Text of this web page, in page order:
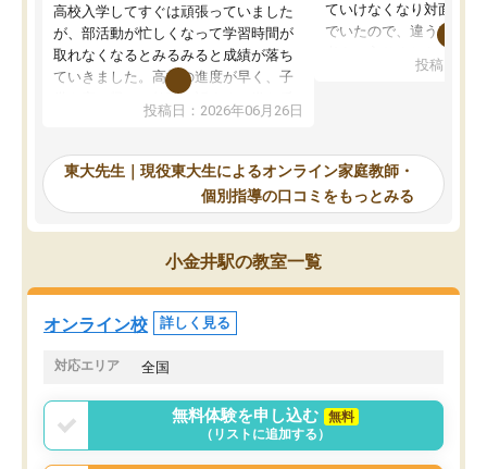
高校入学してすぐは頑張っていました
が、部活動が忙しくなって学習時間が
取れなくなるとみるみると成績が落ち
ていきました。高校の進度が早く、子
供も家に帰って勉強の話すると嫌な反
応を示します。東大先生にお願いして
れるので、親としても安心です。毎日
使える自習室とかもあり、わからない
ところがあれば先生が回答してくれる
のも重宝しています。
投稿日：2026年06月26日
ていけなくなり対面の塾
でいたので、違うアプロ
で、当初は模試でD判定
自習室が毎日使えていつ
るのが心強かったよう
謝です。
投稿日：
東大先生｜現役東大生によるオンライン家庭教師・
個別指導の口コミをもっとみる
小金井駅の教室一覧
オンライン校 詳しく見る
対応エリア 全国
無料体験を申し込む
無料
（リストに追加する）